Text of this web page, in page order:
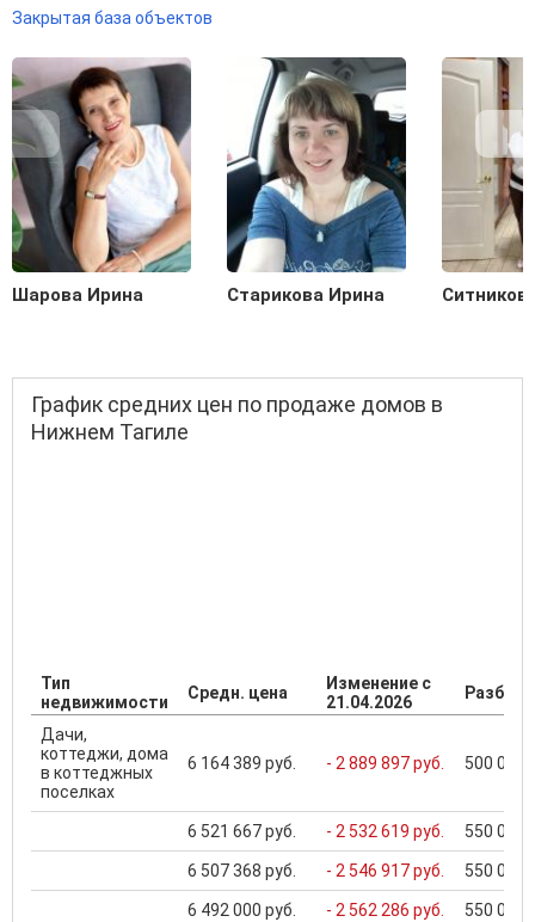
Закрытая база объектов
Шарова Ирина Старикова Ирина
График средних цен по продаже домов в
Нижнем Тагиле
Тип
недвижимости
Средн. цена
Изменение с
21.04.2026
Дачи,
коттеджи, дома
в коттеджных
поселках
6 164 389 руб. - 2 889 897 руб. 500 000
6 521 667 руб. - 2 532 619 руб. 550 000
6 507 368 руб. - 2 546 917 руб. 550 000
6 492 000 руб. - 2 562 286 руб. 550 000